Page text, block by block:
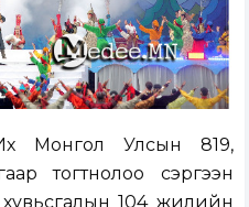
Монгол Улсын 819,
тогтнолоо сэргээн
104 жилийн